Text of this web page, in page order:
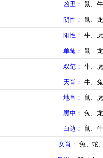
凶丑： 鼠、
阴性： 鼠、
阳性： 牛、
单笔： 鼠、
双笔： 牛、
天肖： 牛、
地肖： 鼠、
黑中： 兔、
白边： 鼠、
女肖： 兔、蛇